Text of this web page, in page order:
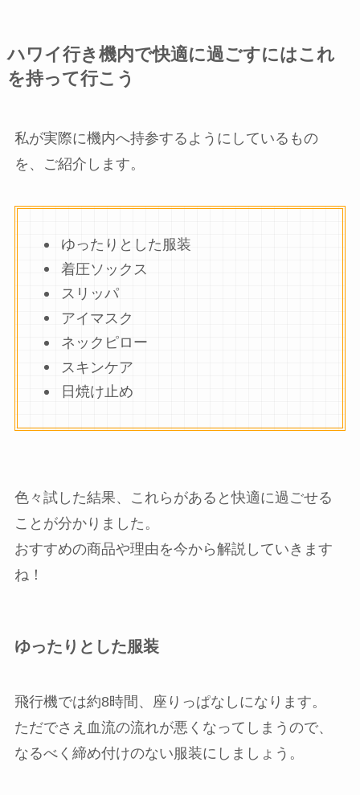
ハワイ行き機内で快適に過ごすにはこれ
を持って行こう
私が実際に機内へ持参するようにしているもの
を、ご紹介します。
ゆったりとした服装
着圧ソックス
スリッパ
アイマスク
ネックピロー
スキンケア
日焼け止め
色々試した結果、これらがあると快適に過ごせる
ことが分かりました。
おすすめの商品や理由を今から解説していきます
ね！
ゆったりとした服装
飛行機では約8時間、座りっぱなしになります。
ただでさえ血流の流れが悪くなってしまうので、
なるべく締め付けのない服装にしましょう。